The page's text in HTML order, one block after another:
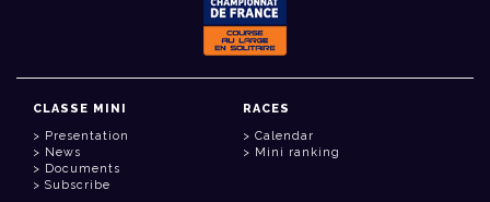
CLASSE MINI
Presentation
News
Documents
Subscribe
RACES
Calendar
Mini ranking